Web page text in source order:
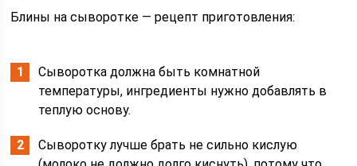
Блины на сыворотке — рецепт приготовления:
Сыворотка должна быть комнатной
температуры, ингредиенты нужно добавлять в
теплую основу.
Сыворотку лучше брать не сильно кислую